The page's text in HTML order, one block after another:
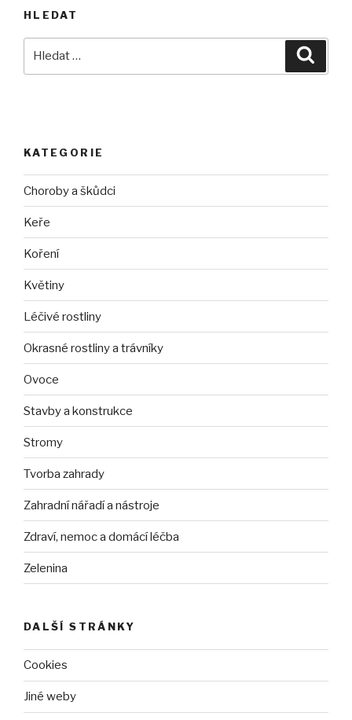
HLEDAT
KATEGORIE
Choroby a škůdci
Keře
Koření
Květiny
Léčivé rostliny
Okrasné rostliny a trávníky
Ovoce
Stavby a konstrukce
Stromy
Tvorba zahrady
Zahradní nářadí a nástroje
Zdraví, nemoc a domácí léčba
Zelenina
DALŠÍ STRÁNKY
Cookies
Jiné weby